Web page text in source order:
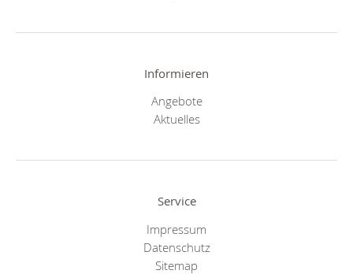
Informieren
Angebote
Aktuelles
Service
Impressum
Datenschutz
Sitemap